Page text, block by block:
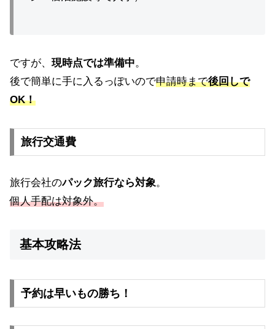
ですが、 現時点では準備中。
後で簡単に手に入るっぽいので申請時まで後回しで
OK！
旅行交通費
旅行会社のパック旅行なら対象。
個人手配は対象外。
基本攻略法
予約は早いもの勝ち！